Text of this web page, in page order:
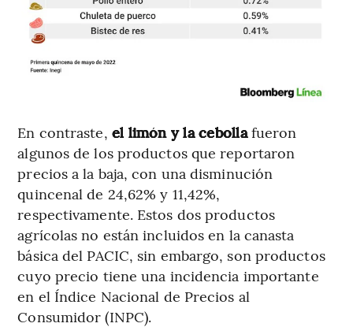
En contraste, el limón y la cebollafueron
algunos de los productos que reportaron
precios a la baja, con una disminución
quincenal de 24,62% y 11,42%,
respectivamente. Estos dos productos
agrícolas no están incluidos en la canasta
básica del PACIC, sin embargo, son productos
cuyo precio tiene una incidencia importante
en el Índice Nacional de Precios al
Consumidor (INPC).